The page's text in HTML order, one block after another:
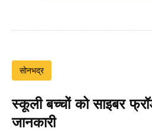
सोनभद्र
स्कूली बच्चों को साइबर
जानकारी